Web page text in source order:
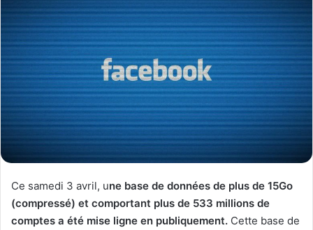
Ce samedi 3 avril, une base de données de plus de 15Go
(compressé) et comportant plus de 533 millions de
comptes a été mise ligne en publiquement. Cette base de